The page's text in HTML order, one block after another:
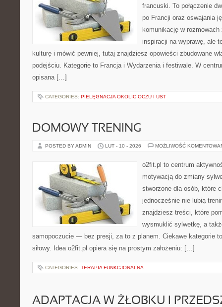
francuski. To połączenie
po Francji oraz oswajania
komunikację w
inspiracji na wyprawę, ale
kulturę i mówić pewniej, tutaj znajdziesz opowieści zbudowane
podejściu. Kategorie to Francja i Wydarzenia i festiwale. W
opisana […]
CATEGORIES: PIELĘGNACJA OKOLIC OCZU I UST
DOMOWY TRENING
POSTED BY ADMIN LUT - 10 - 2026 MOŻLIWOŚĆ
o2fit.pl to centrum
motywacją do zmiany
stworzone dla osób, które
jednocześnie nie lubią
znajdziesz treści, które
wysmuklić sylwetkę, a
samopoczucie — bez presji, za to z planem. Ciekawe kategorie
siłowy. Idea o2fit.pl opiera się na prostym założeniu: […]
CATEGORIES: TERAPIA FUNKCJONALNA
ADAPTACJA W ŻŁOBKU I